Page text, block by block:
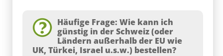
Häufige Frage: Wie kann ich
günstig in der Schweiz (oder
Ländern außerhalb der EU wie
UK, Türkei, Israel u.s.w.) bestellen?